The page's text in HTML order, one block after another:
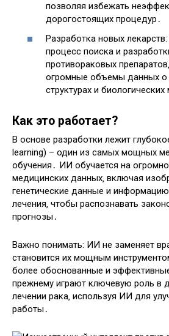
позволяя избежать
дорогостоящих процедур․
Разработка новых
процесс поиска и
противораковых
огромные объемы данных о
структурах и
Как это работает?
В основе разработки лежит
learning) – один из самых мощных
обучения․ ИИ обучается на
медицинских данных‚ включая
генетические данные и информацию
лечения‚ чтобы распознавать
прогнозы․
Важно понимать: ИИ не заменяет
становится их мощным
более обоснованные и
прежнему играют ключевую роль в
лечении рака‚ используя ИИ для
работы․